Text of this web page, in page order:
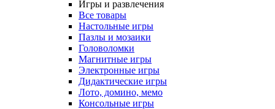
Игры и развлечения
Все товары
Настольные игры
Пазлы и мозаики
Головоломки
Магнитные игры
Электронные игры
Дидактические игры
Лото, домино, мемо
Консольные игры